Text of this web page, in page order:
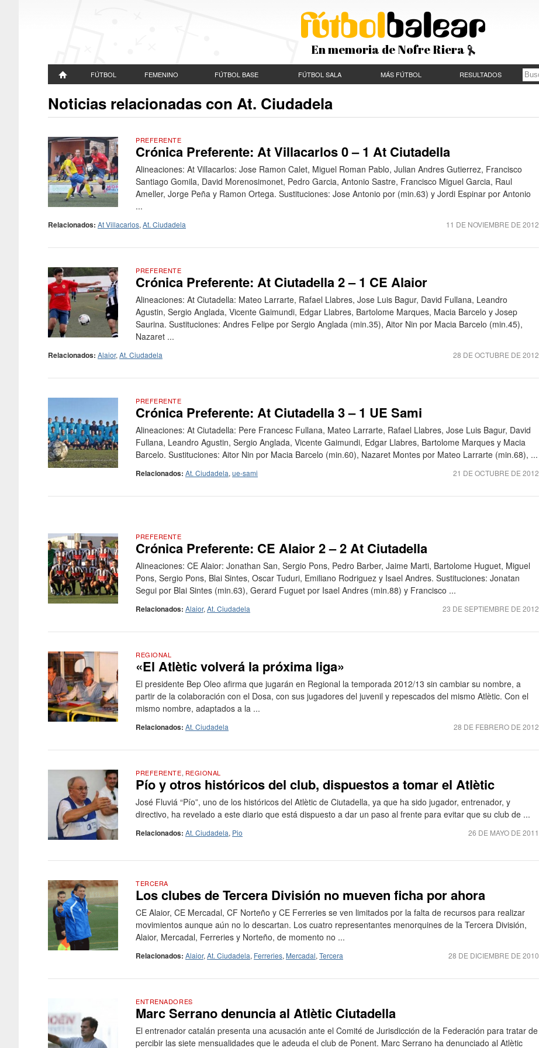
En memoria de Nofre Riera
FÚTBOL FEMENINO FÚTBOL BASE FÚTBOL SALA MÁS FÚTBOL RESULTADOS
Noticias relacionadas con At. Ciudadela
PREFERENTE
Crónica Preferente: At Villacarlos 0 – 1 At Ciutadella
Alineaciones: At Villacarlos: Jose Ramon Calet, Miguel Roman Pablo, Julian Andres Gutierrez, Francisco
Santiago Gomila, David Morenosimonet, Pedro Garcia, Antonio Sastre, Francisco Miguel Garcia, Raul
Ameller, Jorge Peña y Ramon Ortega. Sustituciones: Jose Antonio por (min.63) y Jordi Espinar por Antonio
...
11 DE NOVIEMBRE DE 2012
Relacionados: At Villacarlos, At. Ciudadela
PREFERENTE
Crónica Preferente: At Ciutadella 2 – 1 CE Alaior
Alineaciones: At Ciutadella: Mateo Larrarte, Rafael Llabres, Jose Luis Bagur, David Fullana, Leandro
Agustin, Sergio Anglada, Vicente Gaimundi, Edgar Llabres, Bartolome Marques, Macia Barcelo y Josep
Saurina. Sustituciones: Andres Felipe por Sergio Anglada (min.35), Aitor Nin por Macia Barcelo (min.45),
Nazaret ...
28 DE OCTUBRE DE 2012
Relacionados: Alaior, At. Ciudadela
PREFERENTE
Crónica Preferente: At Ciutadella 3 – 1 UE Sami
Alineaciones: At Ciutadella: Pere Francesc Fullana, Mateo Larrarte, Rafael Llabres, Jose Luis Bagur, David
Fullana, Leandro Agustin, Sergio Anglada, Vicente Gaimundi, Edgar Llabres, Bartolome Marques y Macia
Barcelo. Sustituciones: Aitor Nin por Macia Barcelo (min.60), Nazaret Montes por Mateo Larrarte (min.68), ...
21 DE OCTUBRE DE 2012
Relacionados: At. Ciudadela, ue-sami
PREFERENTE
Crónica Preferente: CE Alaior 2 – 2 At Ciutadella
Alineaciones: CE Alaior: Jonathan San, Sergio Pons, Pedro Barber, Jaime Marti, Bartolome Huguet, Miguel
Pons, Sergio Pons, Blai Sintes, Oscar Tuduri, Emiliano Rodriguez y Isael Andres. Sustituciones: Jonatan
Segui por Blai Sintes (min.63), Gerard Fuguet por Isael Andres (min.88) y Francisco ...
23 DE SEPTIEMBRE DE 2012
Relacionados: Alaior, At. Ciudadela
REGIONAL
«El Atlètic volverá la próxima liga»
El presidente Bep Oleo afirma que jugarán en Regional la temporada 2012/13 sin cambiar su nombre, a
partir de la colaboración con el Dosa, con sus jugadores del juvenil y repescados del mismo Atlètic. Con el
mismo nombre, adaptados a la ...
28 DE FEBRERO DE 2012
Relacionados: At. Ciudadela
PREFERENTE, REGIONAL
Pío y otros históricos del club, dispuestos a tomar el Atlètic
José Fluviá “Pío”, uno de los históricos del Atlètic de Ciutadella, ya que ha sido jugador, entrenador, y
directivo, ha revelado a este diario que está dispuesto a dar un paso al frente para evitar que su club de ...
26 DE MAYO DE 2011
Relacionados: At. Ciudadela, Pio
TERCERA
Los clubes de Tercera División no mueven ficha por ahora
CE Alaior, CE Mercadal, CF Norteño y CE Ferreries se ven limitados por la falta de recursos para realizar
movimientos aunque aún no lo descartan. Los cuatro representantes menorquines de la Tercera División,
Alaior, Mercadal, Ferreries y Norteño, de momento no ...
28 DE DICIEMBRE DE 2010
Relacionados: Alaior, At. Ciudadela, Ferreries, Mercadal, Tercera
ENTRENADORES
Marc Serrano denuncia al Atlètic Ciutadella
El entrenador catalán presenta una acusación ante el Comité de Jurisdicción de la Federación para tratar de
percibir las siete mensualidades que le adeuda el club de Ponent. Marc Serrano ha denunciado al Atlètic